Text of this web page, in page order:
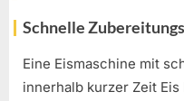
Schnelle
Eine Eismaschine mit
innerhalb kurzer Zeit